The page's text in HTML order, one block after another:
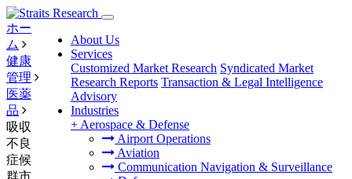
About Us
Services
Customized Market Research Syndicated Market
Research Reports Transaction & Legal Intelligence
Advisory
Industries
+ Aerospace & Defense
Airport Operations
Aviation
Communication Navigation & Surveillance
ホー
ム
健康
管理
医薬
品
吸収
不良
症候
群市